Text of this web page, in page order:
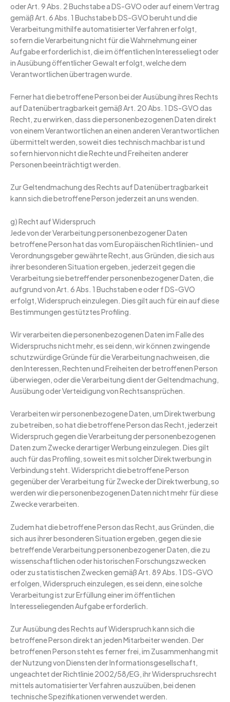
oder Art. 9 Abs. 2 Buchstabe a DS-GVO oder auf einem Vertrag
gemäß Art. 6 Abs. 1 Buchstabe b DS-GVO beruht und die
Verarbeitung mithilfe automatisierter Verfahren erfolgt,
sofern die Verarbeitung nicht für die Wahrnehmung einer
Aufgabe erforderlich ist, die im öffentlichen Interesseliegt oder
in Ausübung öffentlicher Gewalt erfolgt, welche dem
Verantwortlichen übertragen wurde.
Ferner hat die betroffene Person bei der Ausübung ihres Rechts
auf Datenübertragbarkeit gemäß Art. 20 Abs. 1 DS-GVO das
Recht, zu erwirken, dass die personenbezogenen Daten direkt
von einem Verantwortlichen an einen anderen Verantwortlichen
übermittelt werden, soweit dies technisch machbar ist und
sofern hiervon nicht die Rechte und Freiheiten anderer
Personen beeinträchtigt werden.
Zur Geltendmachung des Rechts auf Datenübertragbarkeit
kann sich die betroffene Person jederzeit an uns wenden.
g) Recht auf Widerspruch
Jede von der Verarbeitung personenbezogener Daten
betroffene Person hat das vom Europäischen Richtlinien- und
Verordnungsgeber gewährte Recht, aus Gründen, die sich aus
ihrer besonderen Situation ergeben, jederzeit gegen die
Verarbeitung sie betreffender personenbezogener Daten, die
aufgrund von Art. 6 Abs. 1 Buchstaben e oder f DS-GVO
erfolgt, Widerspruch einzulegen. Dies gilt auch für ein auf diese
Bestimmungen gestütztes Profiling.
Wir verarbeiten die personenbezogenen Daten im Falle des
Widerspruchs nicht mehr, es sei denn, wir können zwingende
schutzwürdige Gründe für die Verarbeitung nachweisen, die
den Interessen, Rechten und Freiheiten der betroffenen Person
überwiegen, oder die Verarbeitung dient der Geltendmachung,
Ausübung oder Verteidigung von Rechtsansprüchen.
Verarbeiten wir personenbezogene Daten, um Direktwerbung
zu betreiben, so hat die betroffene Person das Recht, jederzeit
Widerspruch gegen die Verarbeitung der personenbezogenen
Daten zum Zwecke derartiger Werbung einzulegen. Dies gilt
auch für das Profiling, soweit es mit solcher Direktwerbung in
Verbindung steht. Widerspricht die betroffene Person
gegenüber der Verarbeitung für Zwecke der Direktwerbung, so
werden wir die personenbezogenen Daten nicht mehr für diese
Zwecke verarbeiten.
Zudem hat die betroffene Person das Recht, aus Gründen, die
sich aus ihrer besonderen Situation ergeben, gegen die sie
betreffende Verarbeitung personenbezogener Daten, die zu
wissenschaftlichen oder historischen Forschungszwecken
oder zu statistischen Zwecken gemäß Art. 89 Abs. 1 DS-GVO
erfolgen, Widerspruch einzulegen, es sei denn, eine solche
Verarbeitung ist zur Erfüllung einer im öffentlichen
Interesseliegenden Aufgabe erforderlich.
Zur Ausübung des Rechts auf Widerspruch kann sich die
betroffene Person direkt an jeden Mitarbeiter wenden. Der
betroffenen Person steht es ferner frei, im Zusammenhang mit
der Nutzung von Diensten der Informationsgesellschaft,
ungeachtet der Richtlinie 2002/58/EG, ihr Widerspruchsrecht
mittels automatisierter Verfahren auszuüben, bei denen
technische Spezifikationen verwendet werden.